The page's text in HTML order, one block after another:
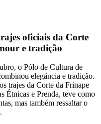
oficiais da Corte
e tradição
o Pólo de Cultura de
elegância e tradição.
trajes da Corte da Frinape
Étnicas e Prenda, teve como
mas também ressaltar o